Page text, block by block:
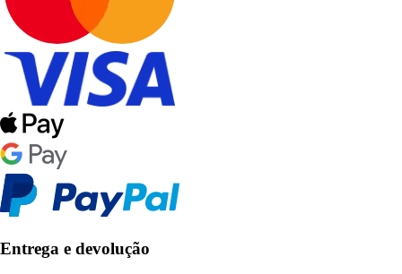
Entrega e devolução